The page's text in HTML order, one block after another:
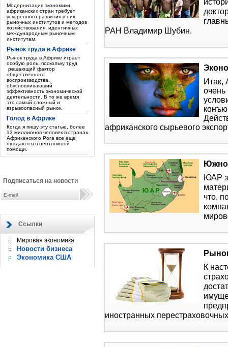
Модернизация экономики
африканских стран требует
ускоренного развития в них
рыночных институтов и методов
хозяйствования, идентичных
международным рыночным
институтам.
Рынок труда в Африке
Рынок труда в Африке играет
особую роль, поскольку труд
решающий фактор
общественного
воспроизводства,
обусловливающий
эффективность экономической
деятельности. В то же время
это самый сложный и
взрывоопасный рынок.
Голод в Африке
Когда я пишу эту статью, более
13 миллионов человек в странах
Африканского Рога все еще
нуждаются в неотложной
помощи.
Подписаться на новости
Ссылки
Мировая экономика
Новости бизнеса
Экономика США
РАН Владимир Шубин.
Итак,
очень
африканского сырьевого
ЮАР
что,
К
иностранных